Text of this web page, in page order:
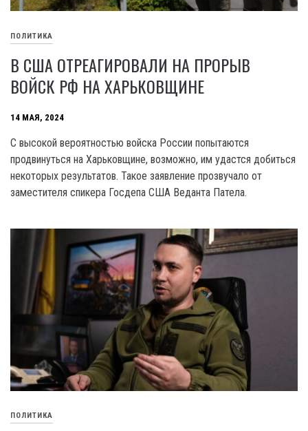
ПОЛИТИКА
В США ОТРЕАГИРОВАЛИ НА ПРОРЫВ
ВОЙСК РФ НА ХАРЬКОВЩИНЕ
14 МАЯ, 2024
С высокой вероятностью войска России попытаются
продвинуться на Харьковщине, возможно, им удастся добиться
некоторых результатов. Такое заявление прозвучало от
заместителя спикера Госдепа США Веданта Патела.
ПОЛИТИКА